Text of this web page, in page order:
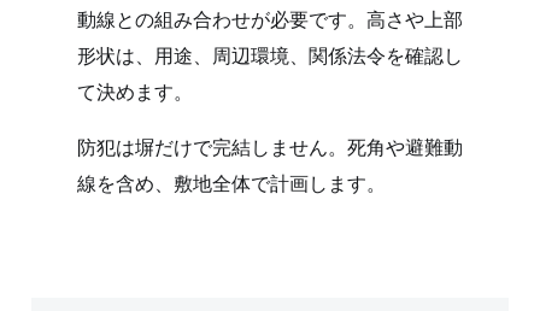
動線との組み合わせが必要です。高さや上部
形状は、用途、周辺環境、関係法令を確認し
て決めます。
防犯は塀だけで完結しません。死角や避難動
線を含め、敷地全体で計画します。